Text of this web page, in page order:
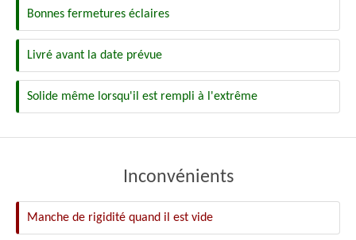
Bonnes fermetures éclaires
Livré avant la date prévue
Solide même lorsqu'il est rempli à l'extrême
Inconvénients
Manche de rigidité quand il est vide